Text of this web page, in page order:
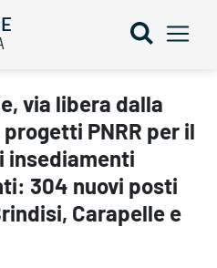
Regione Puglia a 4 progetti
via libera dalla
PNRR per il
insediamenti
304 nuovi posti
Carapelle e